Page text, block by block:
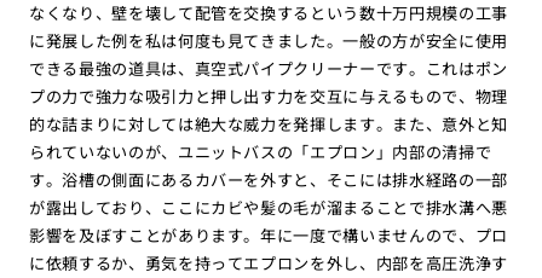
なくなり、壁を壊して配管を交換するという数十万円規模の工事
に発展した例を私は何度も見てきました。一般の方が安全に使用
できる最強の道具は、真空式パイプクリーナーです。これはポン
プの力で強力な吸引力と押し出す力を交互に与えるもので、物理
的な詰まりに対しては絶大な威力を発揮します。また、意外と知
られていないのが、ユニットバスの「エプロン」内部の清掃で
す。浴槽の側面にあるカバーを外すと、そこには排水経路の一部
が露出しており、ここにカビや髪の毛が溜まることで排水溝へ悪
影響を及ぼすことがあります。年に一度で構いませんので、プロ
に依頼するか、勇気を持ってエプロンを外し、内部を高圧洗浄す